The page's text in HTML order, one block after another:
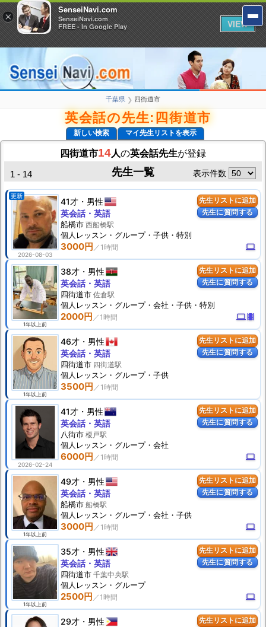
千葉県 ❯ 四街道市
英会話の先生:四街道市
新しい検索 マイ先生リストを表示
四街道市14人の英会話先生が登録
先生一覧
1 - 14 表示件数
先生リストに追加
先生に質問する
更新
2026-08-03
41才 男性
3000円 computer
英会話・英語
船橋市 西船橋駅
個人 レッスン ・グループ・子供・特別
先生リストに追加
先生に質問する
1年以上前
38才 男性
2000円 computertheaters
英会話・英語
四街道市 佐倉駅
個人 レッスン ・グループ・会社・子供・特別
先生リストに追加
先生に質問する
1年以上前
46才 男性
3500円
英会話・英語
四街道市 四街道駅
個人 レッスン ・グループ・子供
先生リストに追加
先生に質問する
2026-02-24
41才 男性
6000円 computer
英会話・英語
八街市 榎戸駅
個人 レッスン ・グループ・会社
先生リストに追加
先生に質問する
1年以上前
49才 男性
3000円 computer
英会話・英語
船橋市 船橋駅
個人 レッスン ・グループ・会社・子供
先生リストに追加
先生に質問する
1年以上前
35才 男性
2500円 computer
英会話・英語
四街道市 千葉中央駅
個人 レッスン ・グループ
先生リストに追加
29才 男性
×
SenseiNavi.com
SenseiNavi.com
FREE - In Google Play
VIEW
×
SenseiNavi.com
SenseiNavi.com
FREE - In Google Play
VIEW